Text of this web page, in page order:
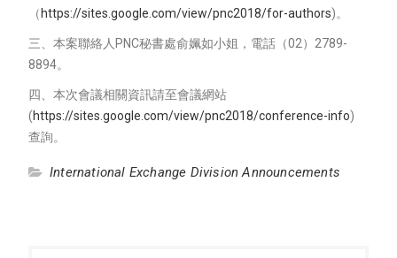
（ https://sites.google.com/view/pnc2018/for-authors)。
三、本案聯絡人PNC秘書處俞姵如小姐，電話（02）2789-
8894。
四、本次會議相關資訊請至會議網站
(https://sites.google.com/view/pnc2018/conference-info)
查詢。
International Exchange Division Announcements